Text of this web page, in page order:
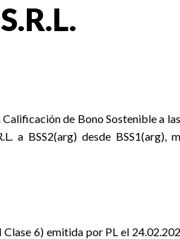
de Bono Sostenible a
a BSS2(arg) desde BSS1(arg),
6) emitida por PL el